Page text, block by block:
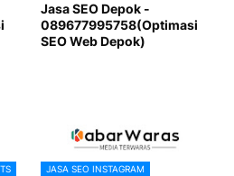
Jasa SEO Depok -
089677995758(Optimasi
SEO Web Depok)
JASA SEO INSTAGRAM